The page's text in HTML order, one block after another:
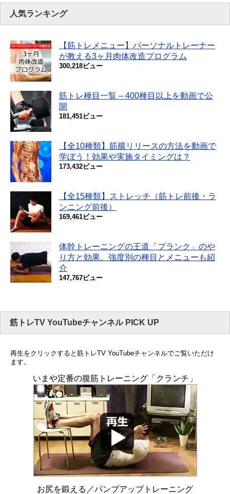
人気ランキング
【筋トレメニュー】パーソナルトレーナー
が教える3ヶ月肉体改造プログラム
300,218ビュー
筋トレ種目一覧 – 400種目以上を動画で公
開
181,451ビュー
【全10種類】筋膜リリースの方法を動画で
学ぼう！効果や実施タイミングは？
173,432ビュー
【全15種類】ストレッチ（筋トレ前後・ラ
ンニング前後）
169,461ビュー
体幹トレーニングの王道「プランク」のや
り方と効果。強度別の種目とメニューも紹
介
147,767ビュー
筋トレTV YouTubeチャンネル PICK UP
再生をクリックすると筋トレTV YouTubeチャンネルでご覧いただけ
ます。
いまや定番の腹筋トレーニング「クランチ」
お尻を鍛える／パンプアップトレーニング